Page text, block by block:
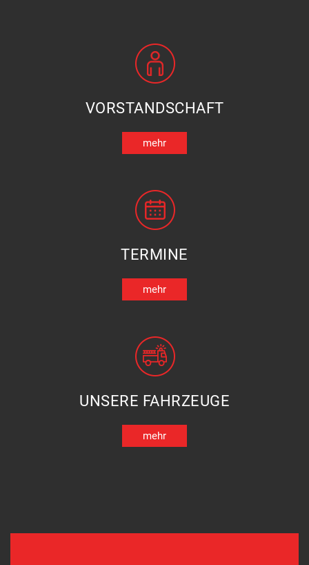
VORSTANDSCHAFT
mehr
TERMINE
mehr
UNSERE FAHRZEUGE
mehr